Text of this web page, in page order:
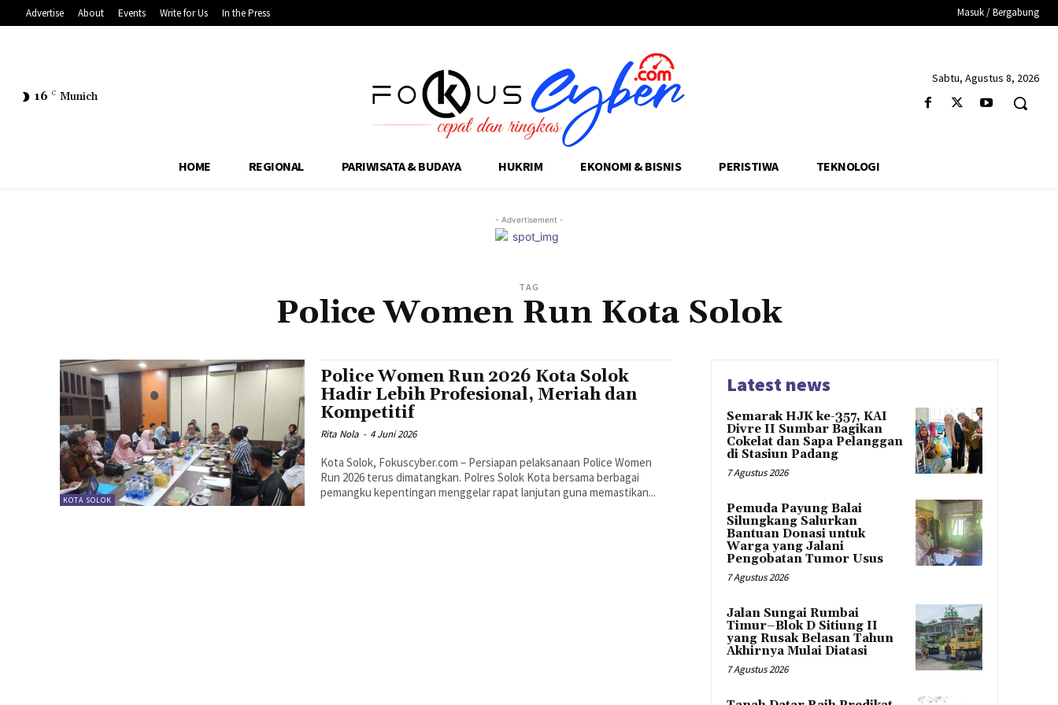
Advertise About Events Write for Us In the Press Masuk / Bergabung
16 C Munich
Sabtu, Agustus 8, 2026
HOME REGIONAL PARIWISATA & BUDAYA HUKRIM EKONOMI & BISNIS PERISTIWA TEKNOLOGI
- Advertisement -
TAG
Police Women Run Kota Solok
KOTA SOLOK
Police Women Run 2026 Kota Solok
Hadir Lebih Profesional, Meriah dan
Kompetitif
Rita Nola - 4 Juni 2026
Kota Solok, Fokuscyber.com – Persiapan pelaksanaan Police Women
Run 2026 terus dimatangkan. Polres Solok Kota bersama berbagai
pemangku kepentingan menggelar rapat lanjutan guna memastikan...
Latest news
Semarak HJK ke-357, KAI
Divre II Sumbar Bagikan
Cokelat dan Sapa Pelanggan
di Stasiun Padang
7 Agustus 2026
Pemuda Payung Balai
Silungkang Salurkan
Bantuan Donasi untuk
Warga yang Jalani
Pengobatan Tumor Usus
7 Agustus 2026
Jalan Sungai Rumbai
Timur–Blok D Sitiung II
yang Rusak Belasan Tahun
Akhirnya Mulai Diatasi
7 Agustus 2026